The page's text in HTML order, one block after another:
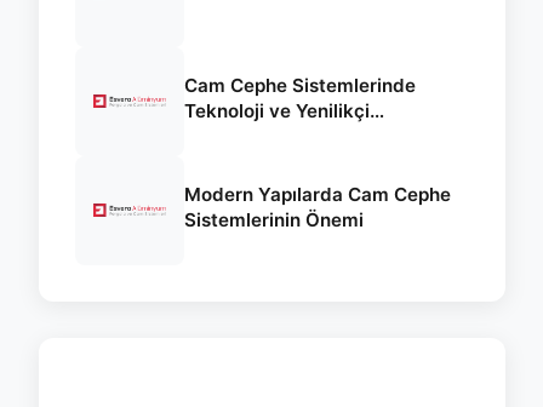
Cam Cephe Sistemlerinde
Teknoloji ve Yenilikçi
Modern Yapılarda Cam Cephe
Sistemlerinin Önemi